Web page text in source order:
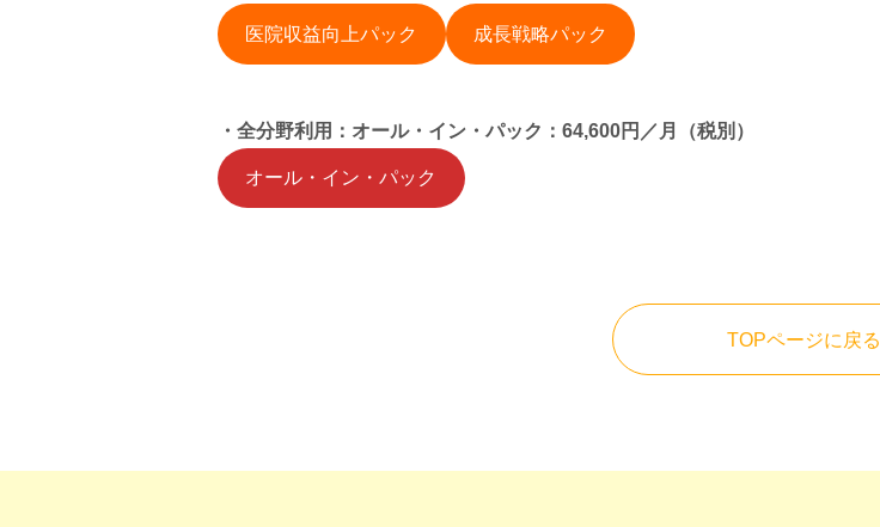
医院収益向上パック 成長戦略パック
・全分野利用：オール・イン・パック：64,600円／月（税別）
オール・イン・パック
TOPページに戻る